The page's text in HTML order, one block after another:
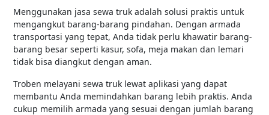
Menggunakan jasa sewa truk adalah solusi praktis untuk
mengangkut barang-barang pindahan. Dengan armada
transportasi yang tepat, Anda tidak perlu khawatir barang-
barang besar seperti kasur, sofa, meja makan dan lemari
tidak bisa diangkut dengan aman.
Troben melayani sewa truk lewat aplikasi yang dapat
membantu Anda memindahkan barang lebih praktis. Anda
cukup memilih armada yang sesuai dengan jumlah barang